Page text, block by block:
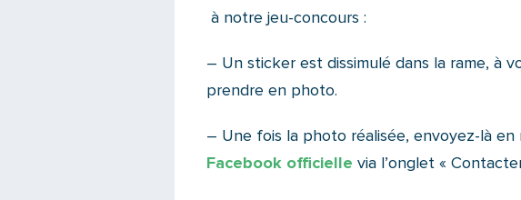
à notre jeu-concours :
– Un sticker est dissimulé dans la rame, à
prendre en photo.
– Une fois la photo réalisée, envoyez-là en
Facebook officielle via l’onglet «